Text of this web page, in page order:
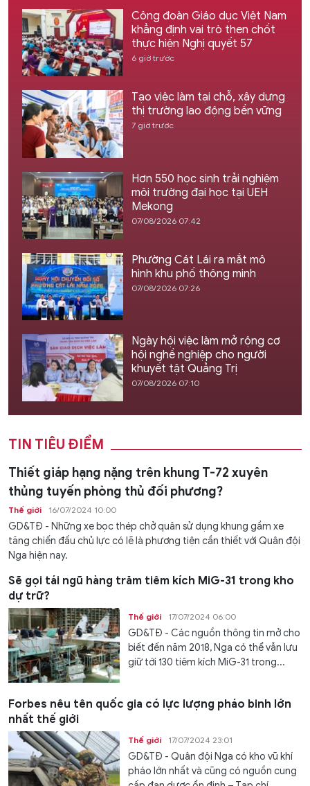
Công đoàn Giáo dục Việt Nam
khẳng định vai trò then chốt
thực hiện Nghị quyết 57
6 giờ trước
Tạo việc làm tại chỗ, xây dựng
thị trường lao động bền vững
7 giờ trước
Hơn 550 học sinh trải nghiệm
môi trường đại học tại UEH
Mekong
07/08/2026 07:42
Phường Cát Lái ra mắt mô
hình khu phố thông minh
07/08/2026 07:26
Ngày hội việc làm mở rộng cơ
hội nghề nghiệp cho người
khuyết tật Quảng Trị
07/08/2026 07:10
TIN TIÊU ĐIỂM
Thiết giáp hạng nặng trên khung T-72 xuyên
thủng tuyến phòng thủ đối phương?
Thế giới 16/07/2024 10:00
GD&TĐ - Những xe bọc thép chở quân sử dụng khung gầm xe
tăng chiến đấu chủ lực có lẽ là phương tiện cần thiết với Quân đội
Nga hiện nay.
Sẽ gọi tái ngũ hàng trăm tiêm kích MiG-31 trong kho
dự trữ?
Thế giới 17/07/2024 06:00
GD&TĐ - Các nguồn thông tin mở cho
biết đến năm 2018, Nga có thể vẫn lưu
giữ tới 130 tiêm kích MiG-31 trong...
Forbes nêu tên quốc gia có lực lượng pháo binh lớn
nhất thế giới
Thế giới 17/07/2024 23:01
GD&TĐ - Quân đội Nga có kho vũ khí
pháo lớn nhất và cũng có nguồn cung